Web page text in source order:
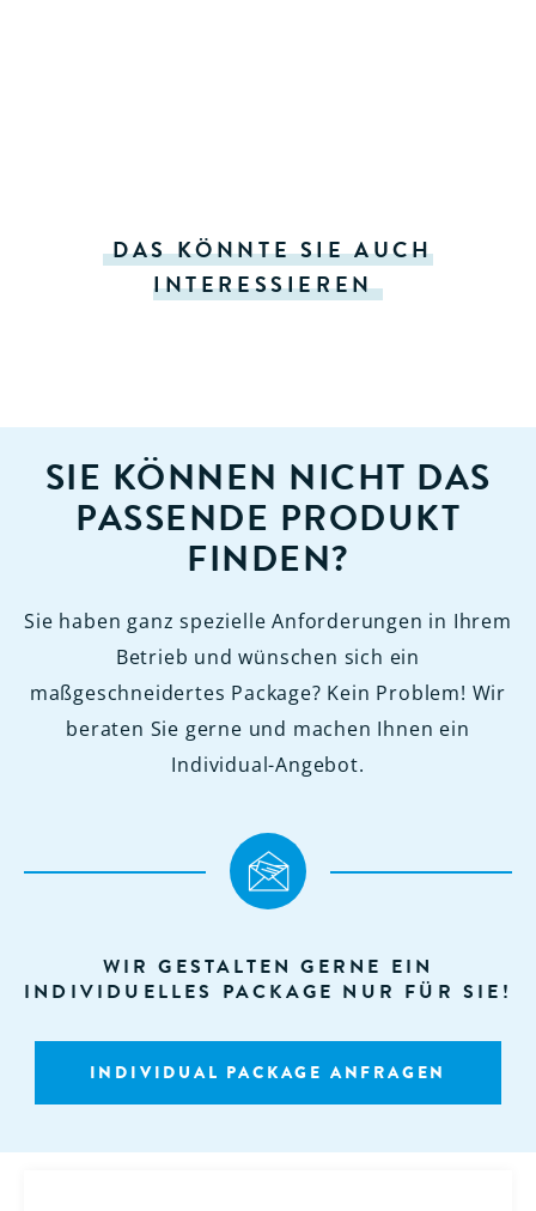
DAS KÖNNTE SIE AUCH
INTERESSIEREN
SIE KÖNNEN NICHT DAS
PASSENDE PRODUKT
FINDEN?
Sie haben ganz spezielle Anforderungen in Ihrem
Betrieb und wünschen sich ein
maßgeschneidertes Package? Kein Problem! Wir
beraten Sie gerne und machen Ihnen ein
Individual-Angebot.
WIR GESTALTEN GERNE EIN
INDIVIDUELLES PACKAGE NUR FÜR SIE!
INDIVIDUAL PACKAGE ANFRAGEN